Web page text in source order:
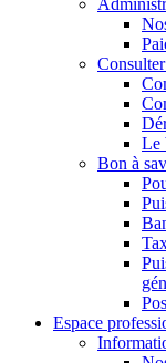
Le
Bon à
Espace